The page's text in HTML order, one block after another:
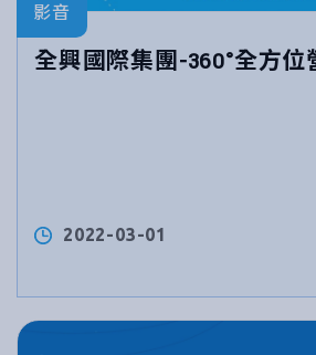
影音
全興國際集團-360°全方位
2022-03-01